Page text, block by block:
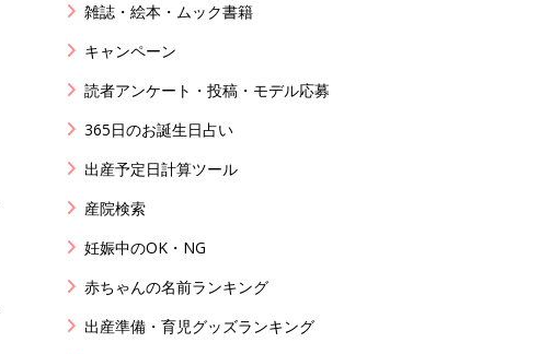
雑誌・絵本・ムック書籍
キャンペーン
読者アンケート・投稿・モデル応募
365日のお誕生日占い
出産予定日計算ツール
産院検索
妊娠中のOK・NG
赤ちゃんの名前ランキング
出産準備・育児グッズランキング